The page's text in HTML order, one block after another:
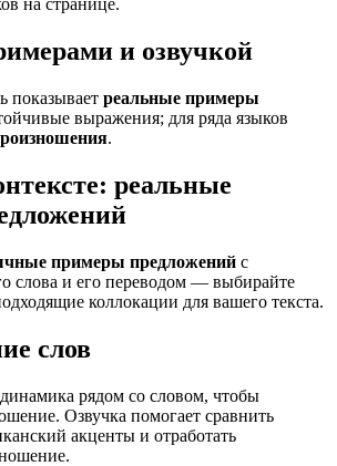
на странице.
и озвучкой
показывает реальные примеры
выражения; для ряда языков
.
реальные
примеры предложений с
слова и его переводом — выбирайте
коллокации для вашего текста.
слов
рядом со словом, чтобы
Озвучка помогает сравнить
акценты и отработать